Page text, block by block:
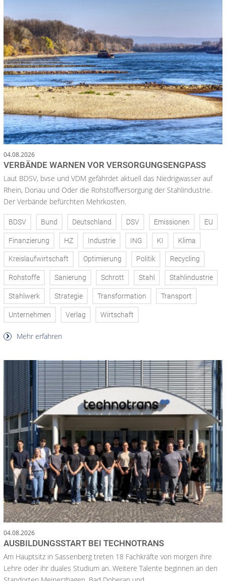
04.08.2026
VERBÄNDE WARNEN VOR VERSORGUNGSENGPASS
Laut BDSV, bvse und VDM gefährdet aktuell das Niedrigwasser auf
Rhein, Donau und Oder die Rohstoffversorgung der Stahlindustrie.
Der Verbände befürchten Mehrkosten.
BDSV Bund Deutschland DSV Emissionen EU
Finanzierung HZ Industrie ING KI Klima
Kreislaufwirtschaft Optimierung Politik Recycling
Rohstoffe Sanierung Schrott Stahl Stahlindustrie
Stahlwerk Strategie Transformation Transport
Unternehmen Verlag Wirtschaft
Mehr erfahren
04.08.2026
AUSBILDUNGSSTART BEI TECHNOTRANS
Am Hauptsitz in Sassenberg treten 18 Fachkräfte von morgen ihre
Lehre oder ihr duales Studium an. Weitere Talente beginnen an den